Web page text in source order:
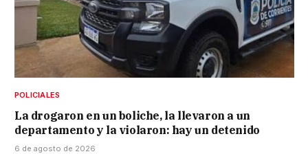
POLICIALES
La drogaron en un boliche, la llevaron a un
departamento y la violaron: hay un detenido
6 de agosto de 2026